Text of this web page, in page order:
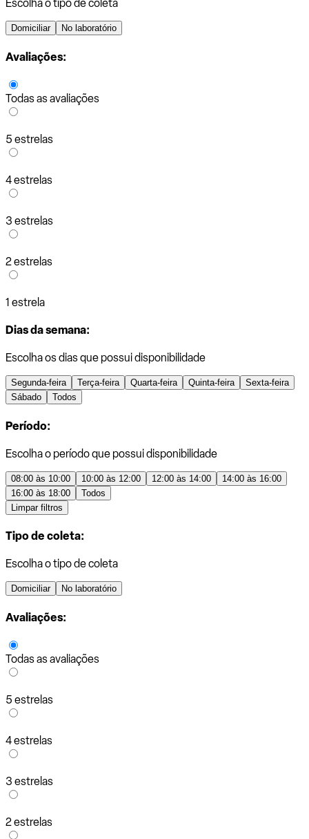
Escolha o tipo de coleta
Domiciliar No laboratório
Avaliações:
Todas as avaliações
5 estrelas
4 estrelas
3 estrelas
2 estrelas
1 estrela
Dias da semana:
Escolha os dias que possui disponibilidade
Segunda-feira Terça-feira Quarta-feira Quinta-feira
Sexta-feira
Sábado
Todos
Período:
Escolha o período que possui disponibilidade
08:00 às 10:00 10:00 às 12:00 12:00 às 14:00
14:00 às 16:00
16:00 às 18:00
Todos
Limpar filtros
Tipo de coleta:
Escolha o tipo de coleta
Domiciliar No laboratório
Avaliações:
Todas as avaliações
5 estrelas
4 estrelas
3 estrelas
2 estrelas